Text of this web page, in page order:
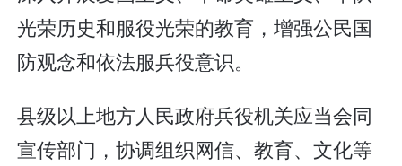
光荣历史和服役光荣的教育，增强公民国
防观念和依法服兵役意识。
县级以上地方人民政府兵役机关应当会同
宣传部门，协调组织网信、教育、文化等